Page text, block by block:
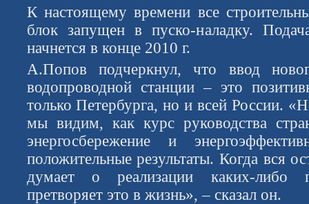
К настоящему времени все
блок запущен в пуско-наладку.
начнется в конце 2010 г.
А.Попов подчеркнул, что ввод
водопроводной станции – это
только Петербурга, но и всей России.
мы видим, как курс руководства
энергосбережение и
положительные результаты. Когда вся
думает о реализации каких-либо
претворяет это в жизнь», – сказал он.